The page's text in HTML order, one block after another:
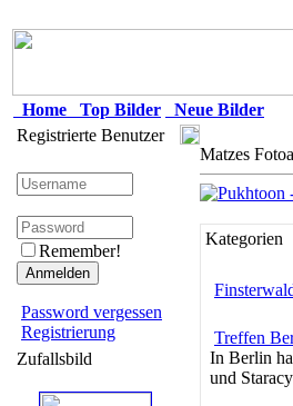
Home Top Bilder
Neue Bilder
Registrierte Benutzer
Remember!
Password vergessen
Registrierung
Zufallsbild
Matzes
Kategorien
Treffen
In Berlin
und